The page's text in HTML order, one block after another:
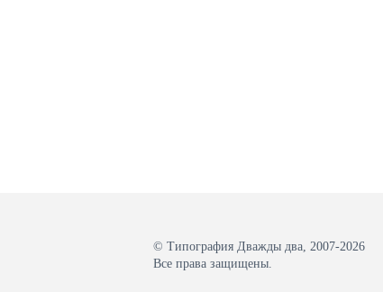
© Типография Дважды два, 2007-2026
Все права защищены.